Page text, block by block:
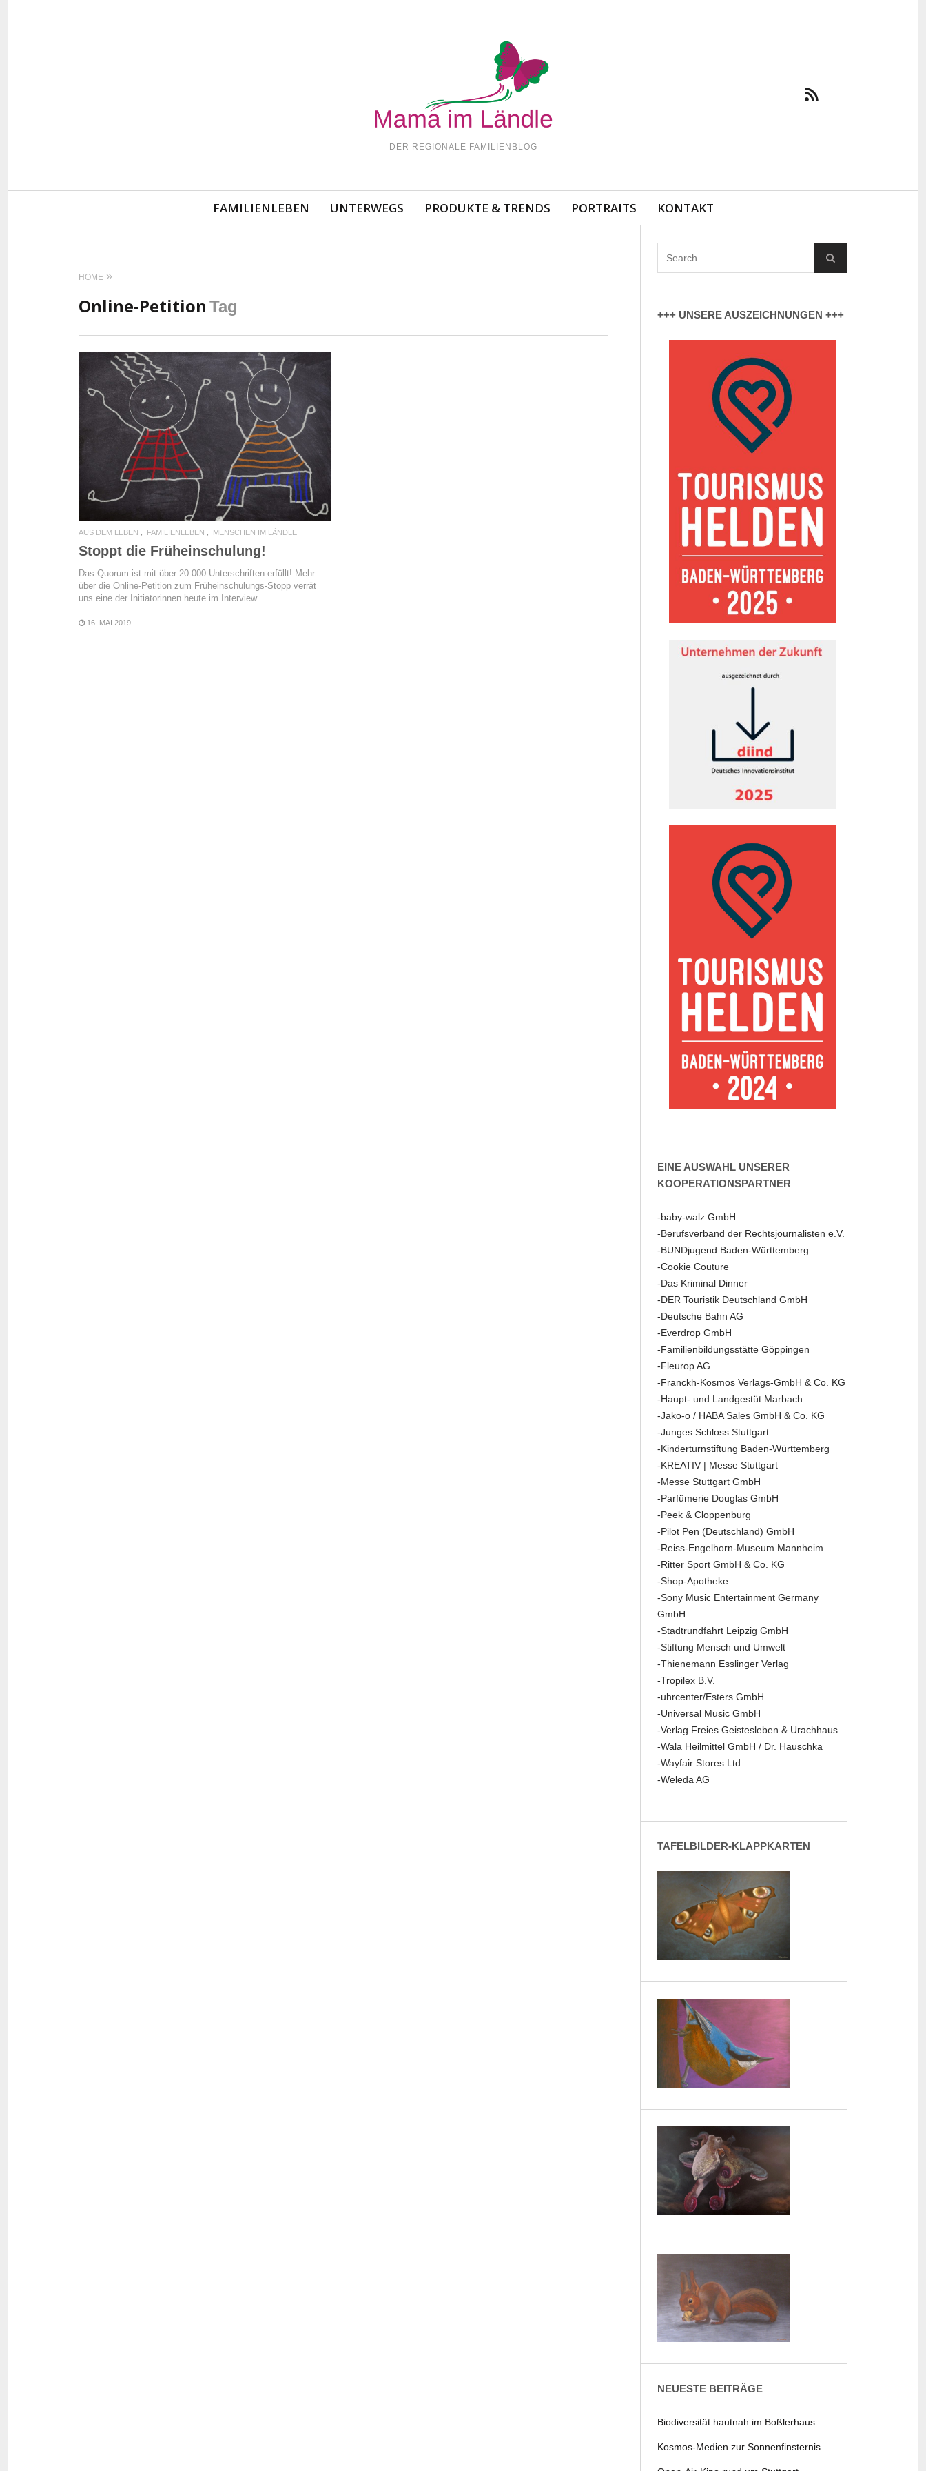
DER REGIONALE FAMILIENBLOG
Navigation
FAMILIENLEBEN UNTERWEGS PRODUKTE & TRENDS PORTRAITS KONTAKT
HOME
Online-Petition Tag
READ MORE
AUS DEM LEBEN FAMILIENLEBEN MENSCHEN IM LÄNDLE
Stoppt die Früheinschulung!
Das Quorum ist mit über 20.000 Unterschriften erfüllt! Mehr
über die Online-Petition zum Früheinschulungs-Stopp verrät
uns eine der Initiatorinnen heute im Interview.
16. MAI 2019
+++ UNSERE AUSZEICHNUNGEN +++
EINE AUSWAHL UNSERER
KOOPERATIONSPARTNER
-baby-walz GmbH
-Berufsverband der Rechtsjournalisten e.V.
-BUNDjugend Baden-Württemberg
-Cookie Couture
-Das Kriminal Dinner
-DER Touristik Deutschland GmbH
-Deutsche Bahn AG
-Everdrop GmbH
-Familienbildungsstätte Göppingen
-Fleurop AG
-Franckh-Kosmos Verlags-GmbH & Co. KG
-Haupt- und Landgestüt Marbach
-Jako-o / HABA Sales GmbH & Co. KG
-Junges Schloss Stuttgart
-Kinderturnstiftung Baden-Württemberg
-KREATIV | Messe Stuttgart
-Messe Stuttgart GmbH
-Parfümerie Douglas GmbH
-Peek & Cloppenburg
-Pilot Pen (Deutschland) GmbH
-Reiss-Engelhorn-Museum Mannheim
-Ritter Sport GmbH & Co. KG
-Shop-Apotheke
-Sony Music Entertainment Germany
GmbH
-Stadtrundfahrt Leipzig GmbH
-Stiftung Mensch und Umwelt
-Thienemann Esslinger Verlag
-Tropilex B.V.
-uhrcenter/Esters GmbH
-Universal Music GmbH
-Verlag Freies Geistesleben & Urachhaus
-Wala Heilmittel GmbH / Dr. Hauschka
-Wayfair Stores Ltd.
-Weleda AG
TAFELBILDER-KLAPPKARTEN
NEUESTE BEITRÄGE
Biodiversität hautnah im Boßlerhaus
Kosmos-Medien zur Sonnenfinsternis